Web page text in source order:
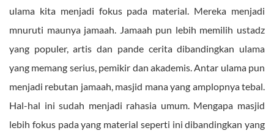
ulama kita menjadi fokus pada material. Mereka menjadi
mnuruti maunya jamaah. Jamaah pun lebih memilih ustadz
yang populer, artis dan pande cerita dibandingkan ulama
yang memang serius, pemikir dan akademis. Antar ulama pun
menjadi rebutan jamaah, masjid mana yang amplopnya tebal.
Hal-hal ini sudah menjadi rahasia umum. Mengapa masjid
lebih fokus pada yang material seperti ini dibandingkan yang